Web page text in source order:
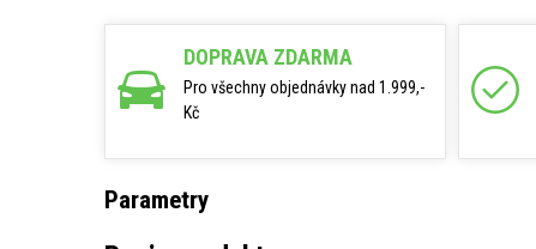
DOPRAVA ZDARMA
Pro všechny objednávky nad 1.999,-
Kč
Parametry